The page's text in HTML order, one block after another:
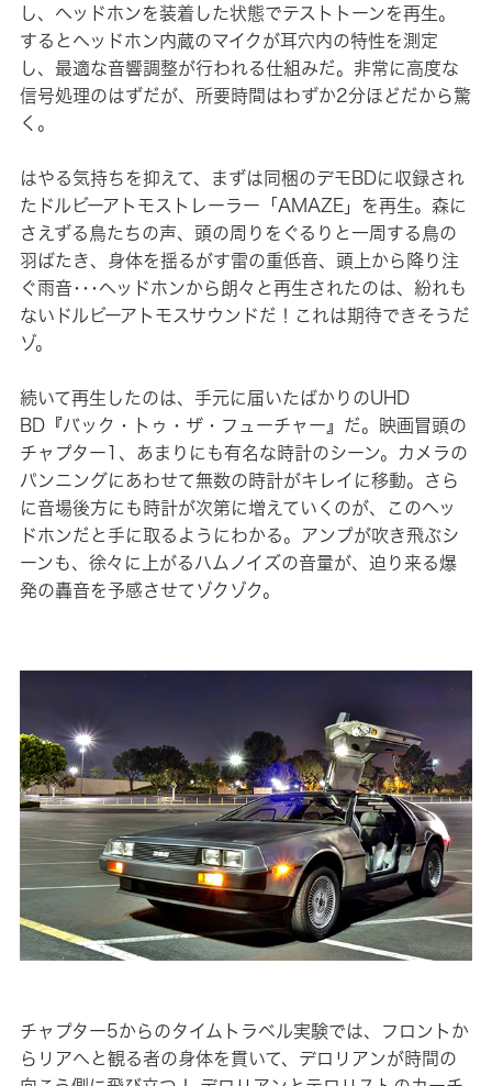
し、ヘッドホンを装着した状態でテストトーンを再生。
するとヘッドホン内蔵のマイクが耳穴内の特性を測定
し、最適な音響調整が行われる仕組みだ。非常に高度な
信号処理のはずだが、所要時間はわずか2分ほどだから驚
く。
はやる気持ちを抑えて、まずは同梱のデモBDに収録され
たドルビーアトモストレーラー「AMAZE」を再生。森に
さえずる鳥たちの声、頭の周りをぐるりと一周する鳥の
羽ばたき、身体を揺るがす雷の重低音、頭上から降り注
ぐ雨音･･･ヘッドホンから朗々と再生されたのは、紛れも
ないドルビーアトモスサウンドだ！これは期待できそうだ
ゾ。
続いて再生したのは、手元に届いたばかりのUHD
BD『バック・トゥ・ザ・フューチャー』だ。映画冒頭の
チャプター1、あまりにも有名な時計のシーン。カメラの
パンニングにあわせて無数の時計がキレイに移動。さら
に音場後方にも時計が次第に増えていくのが、このヘッ
ドホンだと手に取るようにわかる。アンプが吹き飛ぶシ
ーンも、徐々に上がるハムノイズの音量が、迫り来る爆
発の轟音を予感させてゾクゾク。
チャプター5からのタイムトラベル実験では、フロントか
らリアへと観る者の身体を貫いて、デロリアンが時間の